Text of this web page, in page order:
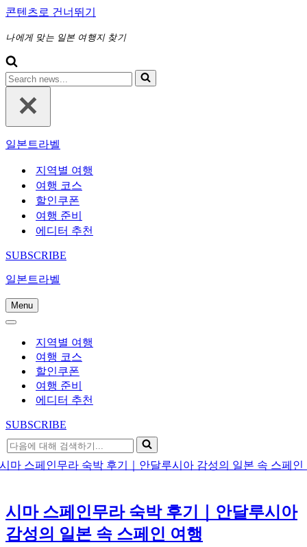
콘텐츠로 건너뛰기
나에게 맞는 일본 여행지 찾기
다
음
검
기...
일본트라벨
지역별 여행
여행 코스
할인쿠폰
여행 준비
에디터 추천
SUBSCRIBE
일본트라벨
Menu
내
게
뉴
내
지역별 여행
여행 코스
할인쿠폰
여행 준비
에디터 추천
SUBSCRIBE
다
음
에
검
색
하
시마 스페인무라 숙박 후기｜안달루시아
감성의 일본 속 스페인 여행